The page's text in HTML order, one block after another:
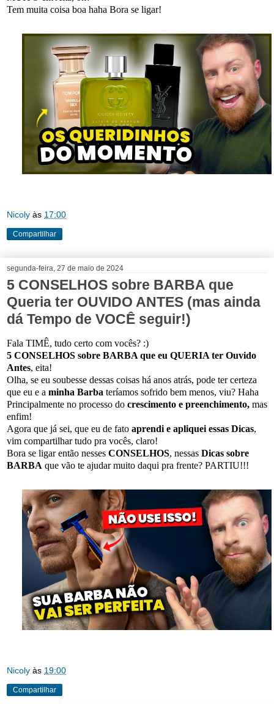
Tem muita coisa boa haha Bora se ligar!
Nicoly às 17:00
Compartilhar
segunda-feira, 27 de maio de 2024
5 CONSELHOS sobre BARBA que
Queria ter OUVIDO ANTES (mas ainda
dá Tempo de VOCÊ seguir!)
Fala TIMÊ, tudo certo com vocês? :)
5 CONSELHOS sobre BARBA que eu QUERIA ter Ouvido
Antes, eita!
Olha, se eu soubesse dessas coisas há anos atrás, pode ter certeza
que eu e a minha Barba teríamos sofrido bem menos, viu? Haha
Principalmente no processo do crescimento e preenchimento, mas
enfim!
Agora que já sei, que eu de fato aprendi e apliquei essas Dicas,
vim compartilhar tudo pra vocês, claro!
Bora se ligar então nesses CONSELHOS, nessas Dicas sobre
BARBA que vão te ajudar muito daqui pra frente? PARTIU!!!
Nicoly às 19:00
Compartilhar